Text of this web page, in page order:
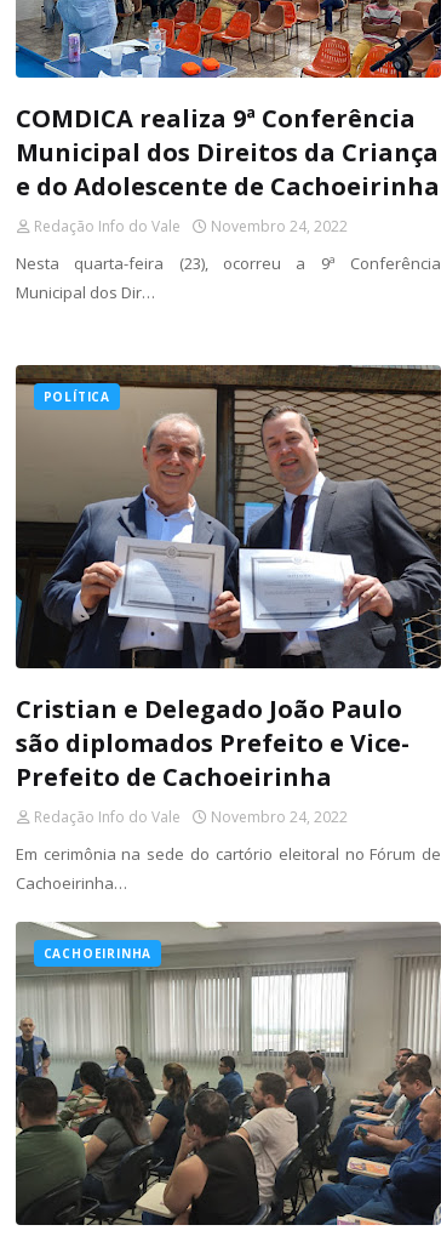
COMDICA realiza 9ª Conferência
Municipal dos Direitos da Criança
e do Adolescente de Cachoeirinha
Redação Info do Vale Novembro 24, 2022
Nesta quarta-feira (23), ocorreu a 9ª Conferência
Municipal dos Dir…
POLÍTICA
Cristian e Delegado João Paulo
são diplomados Prefeito e Vice-
Prefeito de Cachoeirinha
Redação Info do Vale Novembro 24, 2022
Em cerimônia na sede do cartório eleitoral no Fórum de
Cachoeirinha…
CACHOEIRINHA